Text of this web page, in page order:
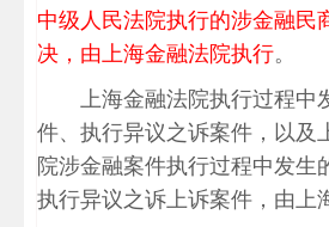
中级人民法院执行的涉金融民
决，由上海金融法院执行。
上海金融法院执行过程中
件、执行异议之诉案件，以及
院涉金融案件执行过程中发生
执行异议之诉上诉案件，由上